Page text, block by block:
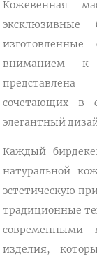
Кожевенная
вниманием к
сочетающих в
элегантный
Каждый
натуральной
эстетическую
традиционные
современными
изделия,